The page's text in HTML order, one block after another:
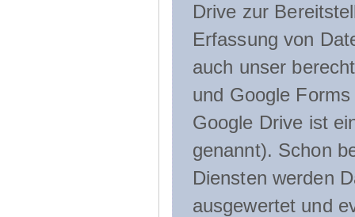
Drive zur
Erfassung von
auch unser
und Google
Google Drive ist
genannt). Schon
Diensten werden
ausgewertet und